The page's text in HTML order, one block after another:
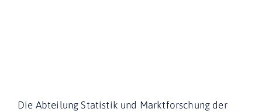
Die Abteilung Statistik und Marktforschung der